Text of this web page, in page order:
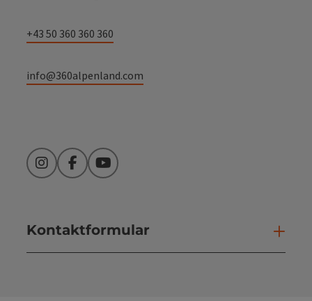
+43 50 360 360 360
info@360alpenland.com
InstagramFacebookYouTube
Kontaktformular